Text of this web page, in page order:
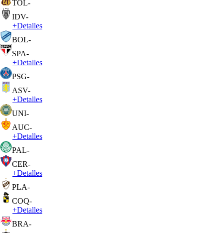
TOL-
IDV-
+Detalles
BOL-
SPA-
+Detalles
PSG-
ASV-
+Detalles
UNI-
AUC-
+Detalles
PAL-
CER-
+Detalles
PLA-
COQ-
+Detalles
BRA-